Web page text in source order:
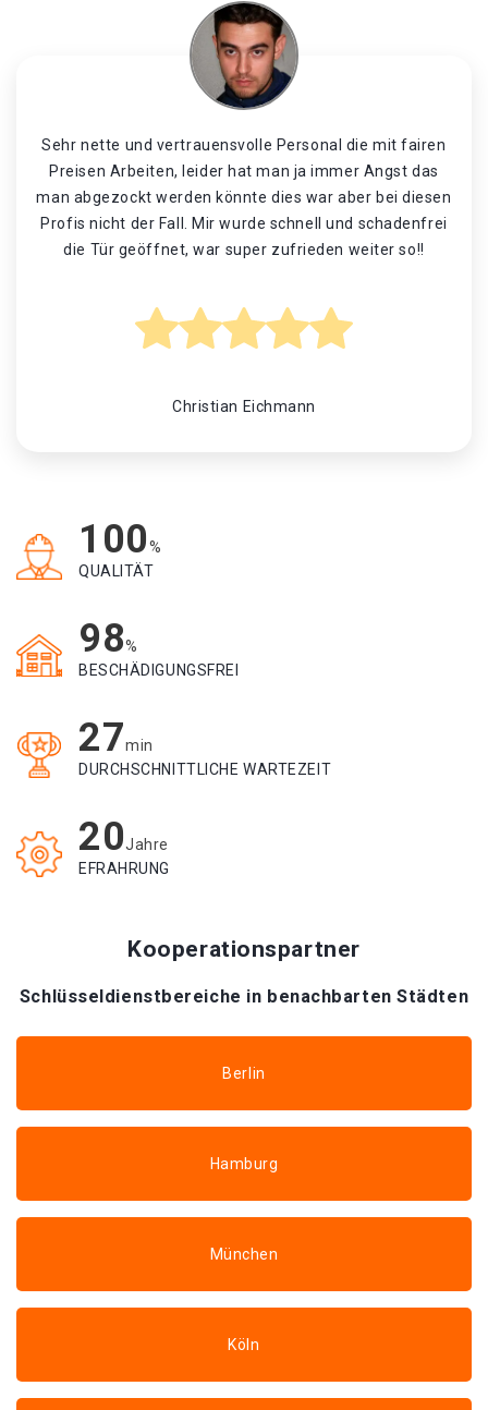
Sehr nette und vertrauensvolle Personal die mit fairen
Preisen Arbeiten, leider hat man ja immer Angst das
man abgezockt werden könnte dies war aber bei diesen
Profis nicht der Fall. Mir wurde schnell und schadenfrei
die Tür geöffnet, war super zufrieden weiter so!!
Christian Eichmann
100%
QUALITÄT
98%
BESCHÄDIGUNGSFREI
27min
DURCHSCHNITTLICHE WARTEZEIT
20Jahre
EFRAHRUNG
Kooperationspartner
Schlüsseldienstbereiche in benachbarten Städten
Berlin
Hamburg
München
Köln